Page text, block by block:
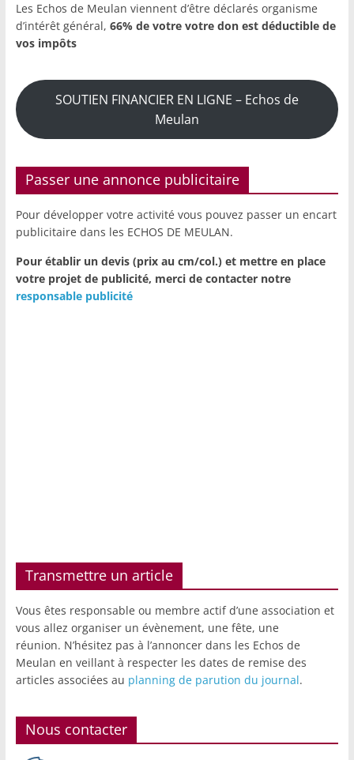
Les Echos de Meulan viennent d’être déclarés organisme
d’intérêt général, 66% de votre votre don est déductible de
vos impôts
SOUTIEN FINANCIER EN LIGNE – Echos de
Meulan
Passer une annonce publicitaire
Pour développer votre activité vous pouvez passer un encart
publicitaire dans les ECHOS DE MEULAN.
Pour établir un devis (prix au cm/col.) et mettre en place
votre projet de publicité, merci de contacter notre
responsable publicité
Transmettre un article
Vous êtes responsable ou membre actif d’une association et
vous allez organiser un évènement, une fête, une
réunion. N’hésitez pas à l’annoncer dans les Echos de
Meulan en veillant à respecter les dates de remise des
articles associées au planning de parution du journal.
Nous contacter